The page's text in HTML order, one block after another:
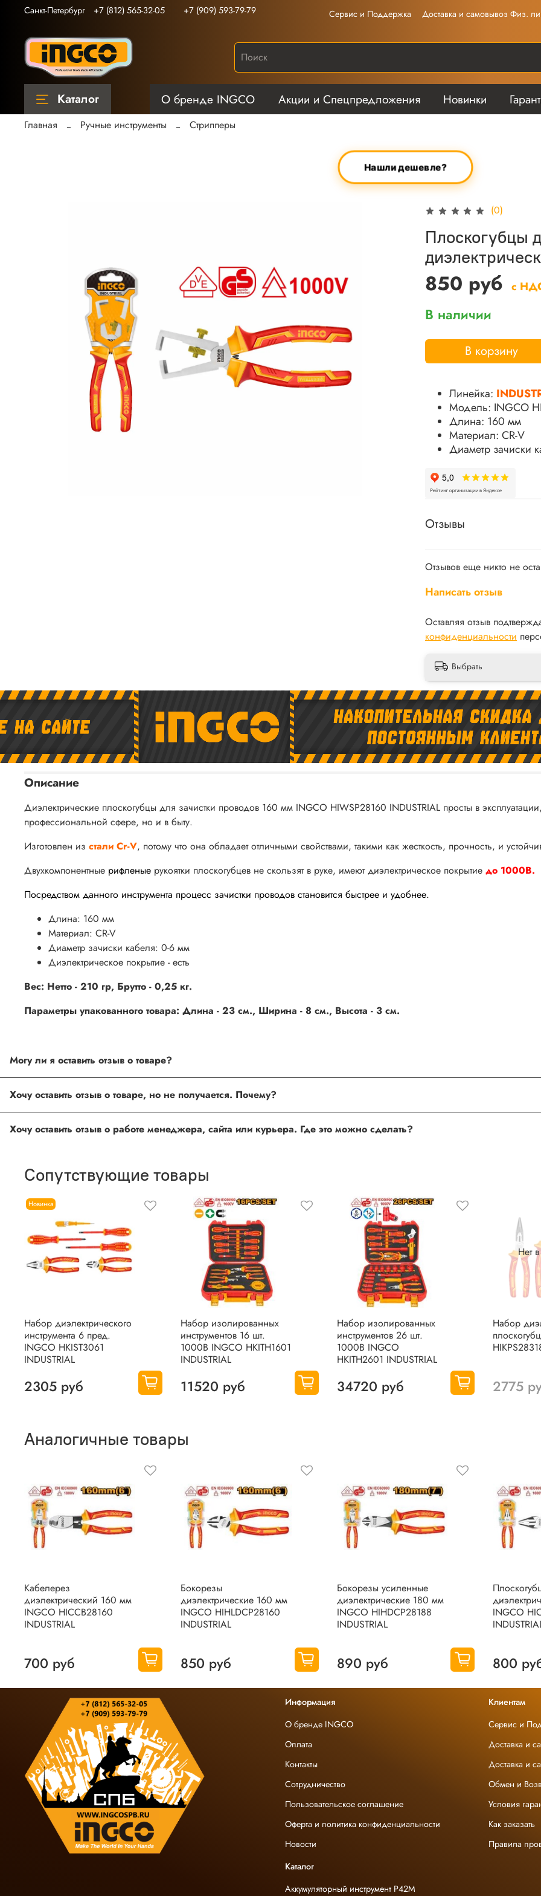
Сервис и Поддержка Доставка и самовывоз Физ.
Санкт-Петербург +7 (812) 565-32-05 +7 (909) 593-79-79
Каталог О бренде INGCO Акции и Спецпредложения Новинки
Главная Ручные инструменты Стрипперы
Нашли дешевле?
(0)
Плоскогубцы
850 руб с
В наличии
В корзину
Линейка:
Модель: INGCO
Длина: 160 мм
Материал: CR-V
Диаметр зачиски
Отзывы
Отзывов еще никто не
Написать отзыв
Оставляя отзыв
конфиденциальности
Выбрать
Описание
Диэлектрические плоскогубцы для зачистки проводов 160 мм INGCO HIWSP28160 INDUSTRIAL просты в
профессиональной сфере, но и в быту.
Изготовлен из стали Cr-V, потому что она обладает отличными свойствами, такими как жесткость, прочность, и
Двухкомпонентные рифленые рукоятки плоскогубцев не скользят в руке, имеют диэлектрическое покрытие до 1000В.
Посредством данного инструмента процесс зачистки проводов становится быстрее и удобнее.
Длина: 160 мм
Материал: CR-V
Диаметр зачиски кабеля: 0-6 мм
Диэлектрическое покрытие - есть
Вес: Нетто - 210 гр, Брутто - 0,25 кг.
Параметры упакованного товара: Длина - 23 см., Ширина - 8 см., Высота - 3 см.
Могу ли я оставить отзыв о товаре?
товарах проходят модерацию.
Хочу оставить отзыв о товаре, но не получается. Почему?
ingco.or.itk@gmail.com; ingco.spb@mail.ru
Хочу оставить отзыв о работе менеджера, сайта или курьера. Где это можно сделать?
Ваш отзыв о товаре, магазине или работе продавца поможет нам улучшать сервис и будет полезен другим покупателям.
Сопутствующие товары
Новинка
Набор диэлектрического
инструмента 6 пред.
INGCO HKIST3061
INDUSTRIAL
2305 руб
Набор изолированных
инструментов 16 шт.
1000В INGCO HKITH1601
INDUSTRIAL
11520 руб
Набор изолированных
инструментов 26 шт.
1000В INGCO
HKITH2601 INDUSTRIAL
34720 руб
Нет
Набор
2775
Аналогичные товары
Кабелерез
диэлектрический 160 мм
INGCO HICCB28160
INDUSTRIAL
700 руб
Бокорезы
диэлектрические 160 мм
INGCO HIHLDCP28160
INDUSTRIAL
850 руб
Бокорезы усиленные
диэлектрические 180 мм
INGCO HIHDCP28188
INDUSTRIAL
890 руб
INGCO
800
Информация
О бренде INGCO
Оплата
Контакты
Сотрудничество
Пользовательское соглашение
Оферта и политика конфиденциальности
Новости
Клиентам
Сервис и
Доставка и
Доставка и
Обмен и
Условия
Как заказать
Правила
Каталог
Аккумуляторный инструмент P42M